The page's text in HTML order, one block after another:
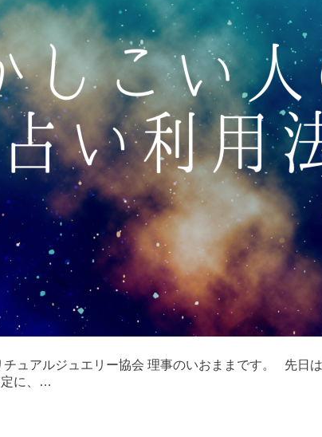
ュアルジュエリー協会 理事のいおままです。 先日
に、…